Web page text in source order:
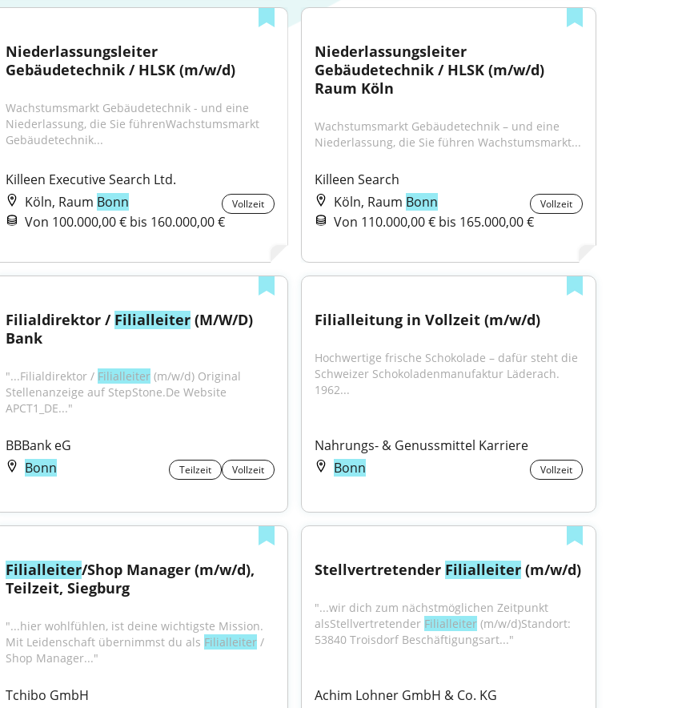
Niederlassungsleiter
Gebäudetechnik / HLSK (m/w/d)
Wachstumsmarkt Gebäudetechnik - und eine
Niederlassung, die Sie führenWachstumsmarkt
Gebäudetechnik...
Killeen Executive Search Ltd.
Köln, Raum Bonn Vollzeit
Von 100.000,00 € bis 160.000,00 €
Niederlassungsleiter
Gebäudetechnik / HLSK (m/w/d)
Raum Köln
Wachstumsmarkt Gebäudetechnik – und eine
Niederlassung, die Sie führen Wachstumsmarkt...
Killeen Search
Köln, Raum Bonn Vollzeit
Von 110.000,00 € bis 165.000,00 €
Filialdirektor / Filialleiter (M/W/D)
Bank
"...Filialdirektor / Filialleiter (m/w/d) Original
Stellenanzeige auf StepStone.De Website
APCT1_DE..."
BBBank eG
Bonn
Teilzeit Vollzeit
Filialleitung in Vollzeit (m/w/d)
Hochwertige frische Schokolade – dafür steht die
Schweizer Schokoladenmanufaktur Läderach.
1962...
Nahrungs- & Genussmittel Karriere
Bonn
Vollzeit
Filialleiter/Shop Manager (m/w/d),
Teilzeit, Siegburg
"...hier wohlfühlen, ist deine wichtigste Mission.
Mit Leidenschaft übernimmst du als Filialleiter /
Shop Manager..."
Tchibo GmbH
Stellvertretender Filialleiter (m/w/d)
"...wir dich zum nächstmöglichen Zeitpunkt
alsStellvertretender Filialleiter (m/w/d)Standort:
53840 Troisdorf Beschäftigungsart..."
Achim Lohner GmbH & Co. KG